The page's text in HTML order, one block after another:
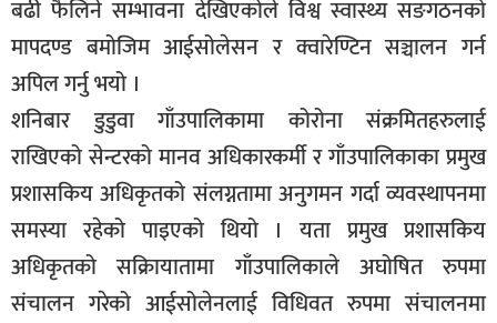
बढी फैलिने सम्भावना देखिएकोले विश्व स्वास्थ्य सङगठनको
मापदण्ड बमोजिम आईसोलेसन र क्वारेण्टिन सञ्चालन गर्न
अपिल गर्नु भयो ।
शनिबार डुडुवा गाँउपालिकामा कोरोना संक्रमितहरुलाई
राखिएको सेन्टरको मानव अधिकारकर्मी र गाँउपालिकाका प्रमुख
प्रशासकिय अधिकृतको संलग्नतामा अनुगमन गर्दा व्यवस्थापनमा
समस्या रहेको पाइएको थियो । यता प्रमुख प्रशासकिय
अधिकृतको सक्रिायातामा गाँउपालिकाले अघोषित रुपमा
संचालन गरेको आईसोलेनलाई विधिवत रुपमा संचालनमा